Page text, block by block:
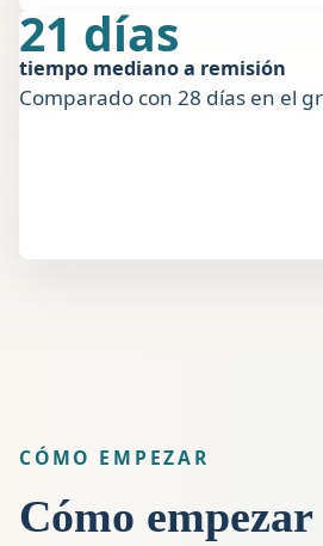
21 días
tiempo mediano a remisión
Comparado con 28 días en el
CÓMO EMPEZAR
Cómo